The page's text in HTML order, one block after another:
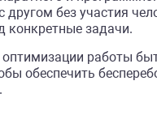
без участия
конкретные задачи.
работы
обеспечить